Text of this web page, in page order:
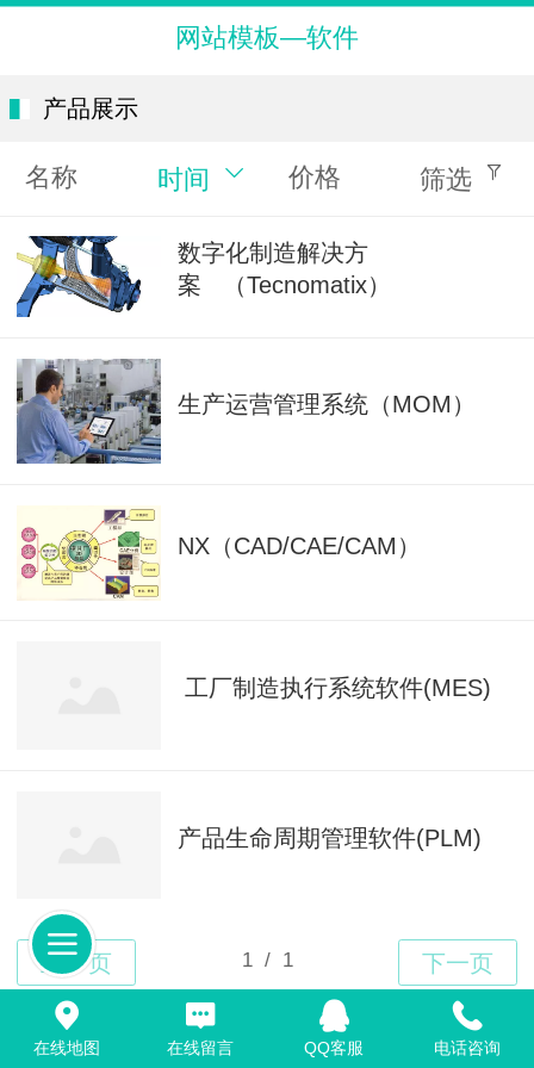
网站模板—软件
产品展示
名称 时间 价格 筛选
数字化制造解决方
案 （Tecnomatix）
生产运营管理系统（MOM）
NX（CAD/CAE/CAM）
工厂制造执行系统软件(MES)
产品生命周期管理软件(PLM)
Top
在线地图 在线留言 QQ客服 电话咨询